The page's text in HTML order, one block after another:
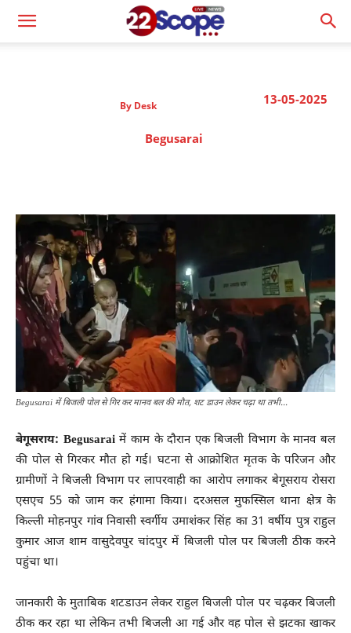
13-05-2025
By Desk
Begusarai
Begusarai में बिजली पोल से गिर कर मानव बल की मौत, शट डाउन लेकर चढ़ा था तभी...
बेगूसराय: Begusaraiमें काम के दौरान एक बिजली विभाग के मानव बल
की पोल से गिरकर मौत हो गई। घटना से आक्रोशित मृतक के परिजन और
ग्रामीणों ने बिजली विभाग पर लापरवाही का आरोप लगाकर बेगूसराय रोसरा
एसएच 55 को जाम कर हंगामा किया। दरअसल मुफस्सिल थाना क्षेत्र के
किल्ली मोहनपुर गांव निवासी स्वर्गीय उमाशंकर सिंह का 31 वर्षीय पुत्र राहुल
कुमार आज शाम वासुदेवपुर चांदपुर में बिजली पोल पर बिजली ठीक करने
पहुंचा था।
जानकारी के मुताबिक शटडाउन लेकर राहुल बिजली पोल पर चढ़कर बिजली
ठीक कर रहा था लेकिन तभी बिजली आ गई और वह पोल से झटका खाकर